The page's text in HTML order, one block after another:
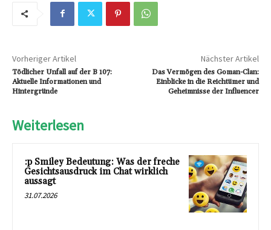
Vorheriger Artikel
Tödlicher Unfall auf der B 107:
Aktuelle Informationen und
Hintergründe
Nächster Artikel
Das Vermögen des Goman-Clan:
Einblicke in die Reichtümer und
Geheimnisse der Influencer
Weiterlesen
:p Smiley Bedeutung: Was der freche
Gesichtsausdruck im Chat wirklich
aussagt
31.07.2026